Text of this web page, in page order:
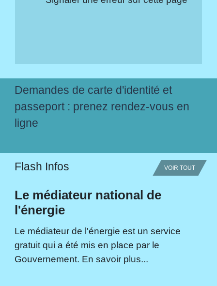
Demandes de carte d'identité et
passeport : prenez rendez-vous en
ligne
Flash Infos VOIR TOUT
Le médiateur national de
l'énergie
Le médiateur de l'énergie est un service
gratuit qui a été mis en place par le
Gouvernement. En savoir plus...